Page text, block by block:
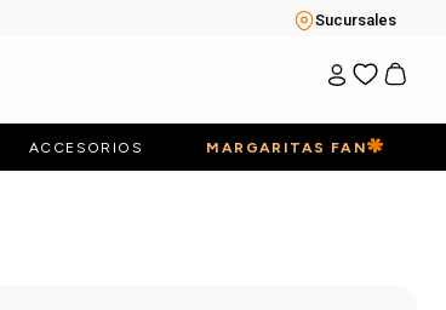
Sucursales
ACCESORIOS MARGARITAS FAN